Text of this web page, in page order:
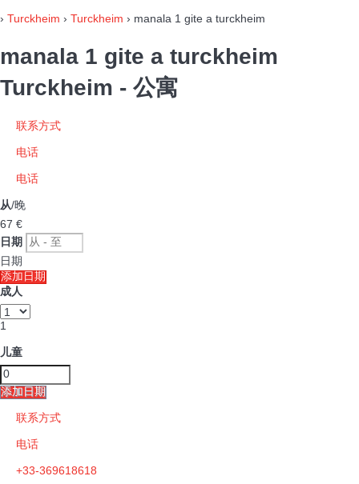
› Turckheim › Turckheim › manala 1 gite a turckheim
manala 1 gite a turckheim
Turckheim - 公寓
联系方式
电话
电话
从/晚
67 €
日期
日期
添加日期
成人
1
儿童
添加日期
联系方式
电话
+33-369618618